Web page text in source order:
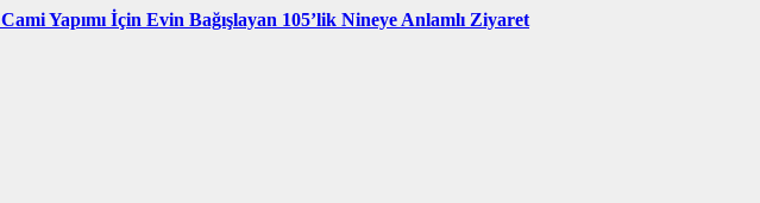
Cami Yapımı İçin Evin Bağışlayan 105’lik Nineye Anlamlı Ziyaret